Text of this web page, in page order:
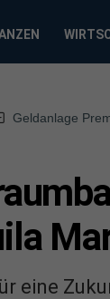
Geldanlage
eine